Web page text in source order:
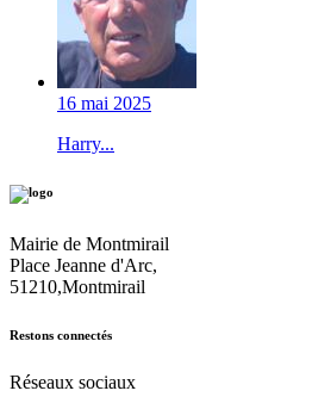
16 mai 2025
Harry...
Mairie de Montmirail
Place Jeanne d'Arc,
51210,Montmirail
Restons connectés
Réseaux sociaux